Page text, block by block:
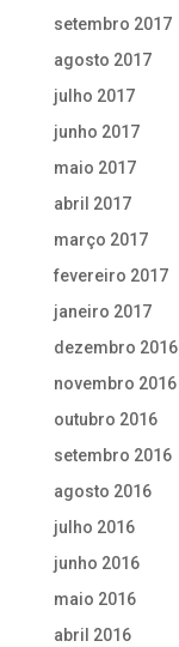
setembro 2017
agosto 2017
julho 2017
junho 2017
maio 2017
abril 2017
março 2017
fevereiro 2017
janeiro 2017
dezembro 2016
novembro 2016
outubro 2016
setembro 2016
agosto 2016
julho 2016
junho 2016
maio 2016
abril 2016